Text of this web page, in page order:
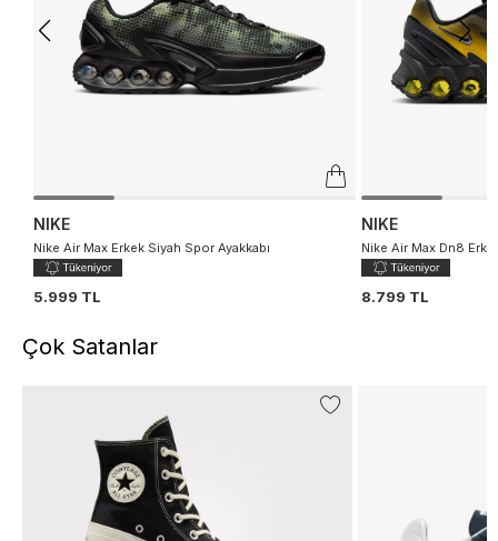
NIKE
Nike Air Max Erkek Siyah Spor Ayakkabı
5.999 TL
NIKE
Nike Air Max Dn8
8.799 TL
Çok Satanlar